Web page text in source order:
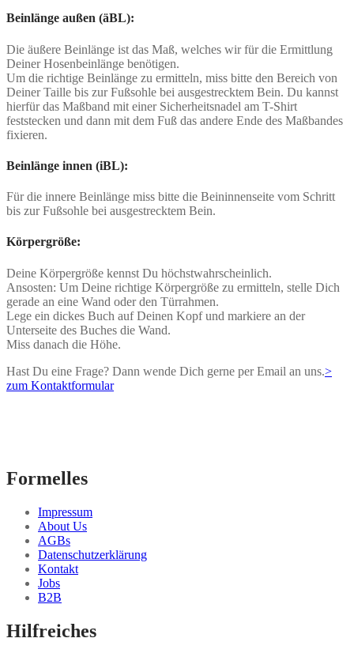
Beinlänge außen (äBL):
Die äußere Beinlänge ist das Maß, welches wir für die Ermittlung
Deiner Hosenbeinlänge benötigen.
Um die richtige Beinlänge zu ermitteln, miss bitte den Bereich von
Deiner Taille bis zur Fußsohle bei ausgestrecktem Bein. Du kannst
hierfür das Maßband mit einer Sicherheitsnadel am T-Shirt
feststecken und dann mit dem Fuß das andere Ende des Maßbandes
fixieren.
Beinlänge innen (iBL):
Für die innere Beinlänge miss bitte die Beininnenseite vom Schritt
bis zur Fußsohle bei ausgestrecktem Bein.
Körpergröße:
Deine Körpergröße kennst Du höchstwahrscheinlich.
Ansosten: Um Deine richtige Körpergröße zu ermitteln, stelle Dich
gerade an eine Wand oder den Türrahmen.
Lege ein dickes Buch auf Deinen Kopf und markiere an der
Unterseite des Buches die Wand.
Miss danach die Höhe.
Hast Du eine Frage? Dann wende Dich gerne per Email an uns.>
zum Kontaktformular
Formelles
Impressum
About Us
AGBs
Datenschutzerklärung
Kontakt
Jobs
B2B
Hilfreiches